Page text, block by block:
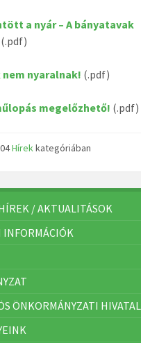
a nyár – A bányatavak
(.pdf)
nyaralnak! (.pdf)
megelőzhető! (.pdf)
Hírek kategóriában
/ AKTUALITÁSOK
INFORMÁCIÓK
ÖNKORMÁNYZATI HIVATAL